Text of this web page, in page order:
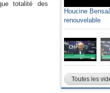
totalité des
Houcine
renouvelable
Toutes les